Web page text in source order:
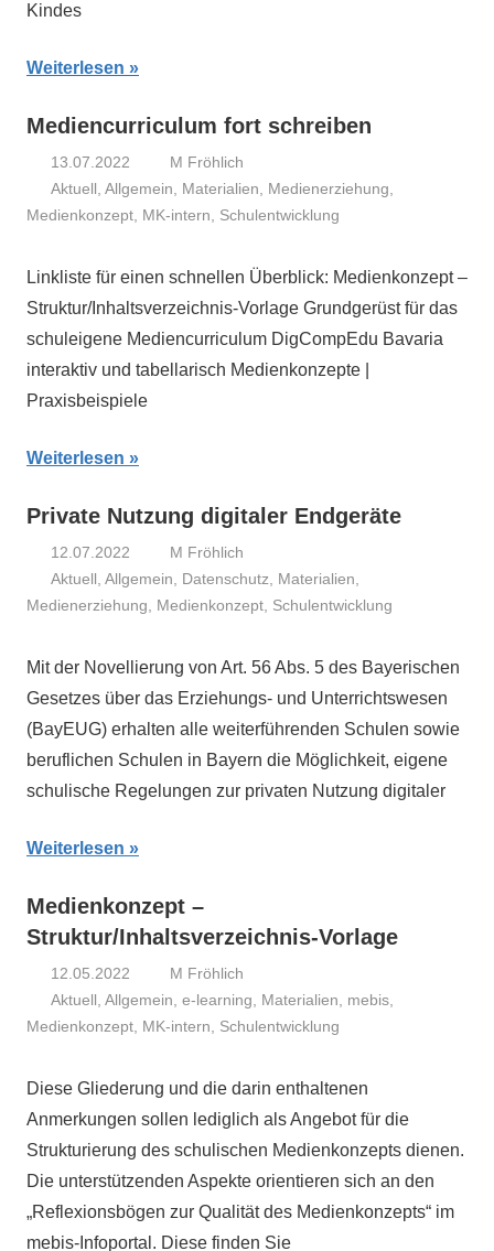
Kindes
Weiterlesen
Mediencurriculum fort schreiben
13.07.2022
M Fröhlich
Aktuell ,Allgemein Materialien Medienerziehung
Medienkonzept MK-intern Schulentwicklung
Linkliste für einen schnellen Überblick: Medienkonzept –
Struktur/Inhaltsverzeichnis-Vorlage Grundgerüst für das
schuleigene Mediencurriculum DigCompEdu Bavaria
interaktiv und tabellarisch Medienkonzepte |
Praxisbeispiele
Weiterlesen
Private Nutzung digitaler Endgeräte
12.07.2022
M Fröhlich
Aktuell ,Allgemein Datenschutz Materialien
Medienerziehung
Medienkonzept Schulentwicklung
Mit der Novellierung von Art. 56 Abs. 5 des Bayerischen
Gesetzes über das Erziehungs- und Unterrichtswesen
(BayEUG) erhalten alle weiterführenden Schulen sowie
beruflichen Schulen in Bayern die Möglichkeit, eigene
schulische Regelungen zur privaten Nutzung digitaler
Weiterlesen
Medienkonzept –
Struktur/Inhaltsverzeichnis-Vorlage
12.05.2022
M Fröhlich
Aktuell ,Allgemein ,e-learning Materialien mebis
Medienkonzept MK-intern Schulentwicklung
Diese Gliederung und die darin enthaltenen
Anmerkungen sollen lediglich als Angebot für die
Strukturierung des schulischen Medienkonzepts dienen.
Die unterstützenden Aspekte orientieren sich an den
„Reflexionsbögen zur Qualität des Medienkonzepts“ im
mebis-Infoportal. Diese finden Sie